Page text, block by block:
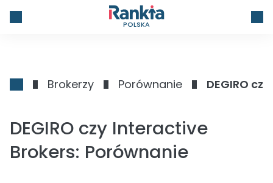
POLSKA
Brokerzy Porównanie DEGIRO
DEGIRO czy Interactive
Brokers: Porównanie